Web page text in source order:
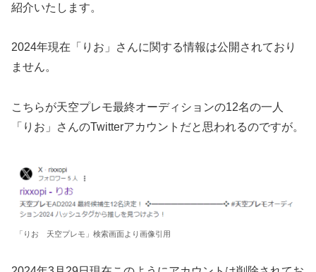
紹介いたします。
2024年現在「りお」さんに関する情報は公開されており
ません。
こちらが天空プレモ最終オーディションの12名の一人
「りお」さんのTwitterアカウントだと思われるのですが。
「りお 天空プレモ」検索画面より画像引用